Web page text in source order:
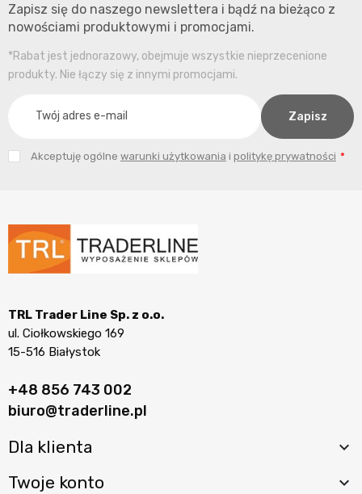
Zapisz się do naszego newslettera i bądź na bieżąco z
nowościami produktowymi i promocjami.
*Rabat jest jednorazowy, obejmuje wszystkie nieprzecenione
produkty. Nie łączy się z innymi promocjami.
Akceptuję ogólne warunki użytkowania i politykę prywatności
TRL Trader Line Sp. z o.o.
ul. Ciołkowskiego 169
15-516 Białystok
+48 856 743 002
biuro@traderline.pl
Dla klienta 
Twoje konto 